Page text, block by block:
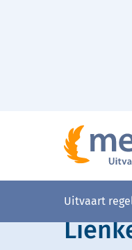
Uitvaart
Home
>
Lees voor